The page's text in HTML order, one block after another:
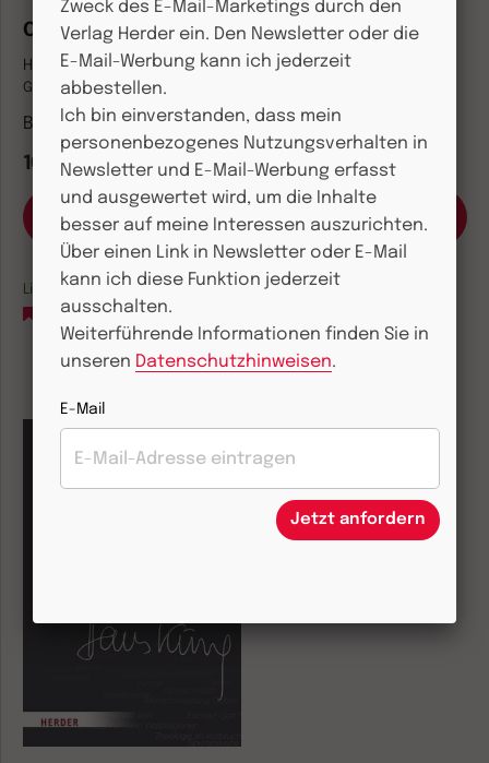
Christ sein
Hans Küng
Gebundene Ausgabe
Band 8
100,00 €
Lieferbar in 1-3 Werktagen
Auf die Merkliste
Zweck des E-Mail-Marketings durch den
Verlag Herder ein. Den Newsletter oder die
E-Mail-Werbung kann ich jederzeit
abbestellen.
Ich bin einverstanden, dass mein
personenbezogenes Nutzungsverhalten in
Newsletter und E-Mail-Werbung erfasst
und ausgewertet wird, um die Inhalte
besser auf meine Interessen auszurichten.
Über einen Link in Newsletter oder E-Mail
kann ich diese Funktion jederzeit
ausschalten.
Weiterführende Informationen finden Sie in
unseren Datenschutzhinweisen.
E-Mail
Jetzt anfordern